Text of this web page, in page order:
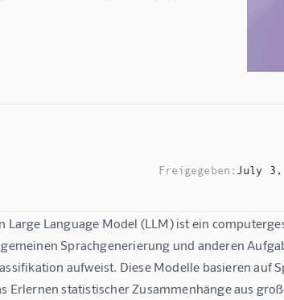
Freigegeben: July 3,
Large Language Model (LLM) ist ein
Sprachgenerierung und anderen
aufweist. Diese Modelle basieren auf
Erlernen statistischer Zusammenhänge aus